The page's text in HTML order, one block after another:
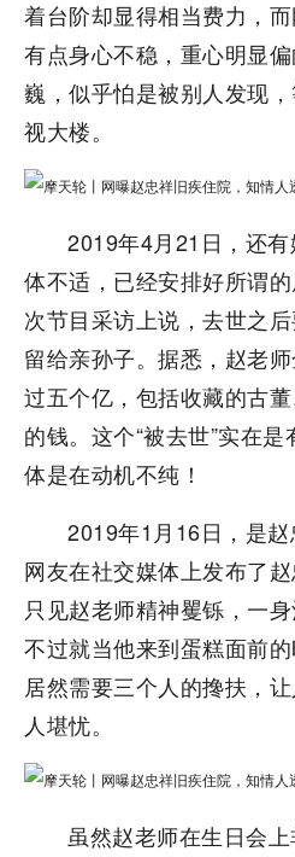
着台阶却显得相当费力，
有点身心不稳，重心明显
巍，似乎怕是被别人发现
视大楼。
2019年4月21日，还
体不适，已经安排好所谓
次节目采访上说，去世之
留给亲孙子。据悉，赵老
过五个亿，包括收藏的古
的钱。这个“被去世”实在
体是在动机不纯！
2019年1月16日，是
网友在社交媒体上发布了赵
只见赵老师精神矍铄，一
不过就当他来到蛋糕面前
居然需要三个人的搀扶，
人堪忧。
虽然赵老师在生日会